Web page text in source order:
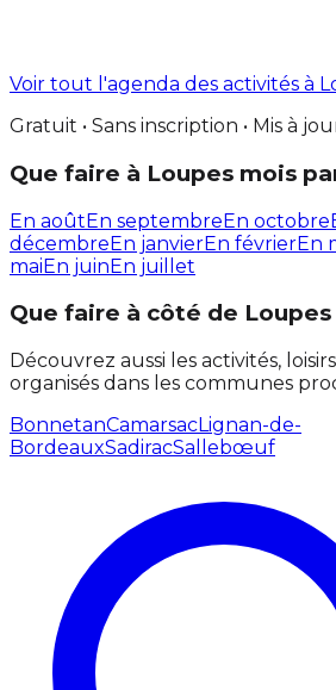
Voir tout l'agenda des activités à
Gratuit • Sans inscription • Mis à
Que faire à Loupes mois
En aoûtEn septembreEn octobre
décembreEn janvierEn févrierEn
maiEn juinEn juillet
Que faire à côté de Loupes
Découvrez aussi les activités,
organisés dans les communes
BonnetanCamarsacLignan-de-
BordeauxSadiracSallebœuf